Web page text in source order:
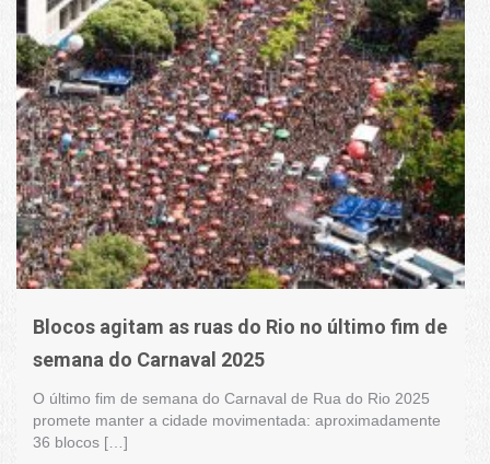
Blocos agitam as ruas do Rio no último fim de
semana do Carnaval 2025
O último fim de semana do Carnaval de Rua do Rio 2025
promete manter a cidade movimentada: aproximadamente
36 blocos […]